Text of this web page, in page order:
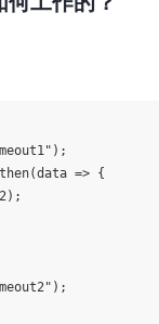
);
data => {
);
);